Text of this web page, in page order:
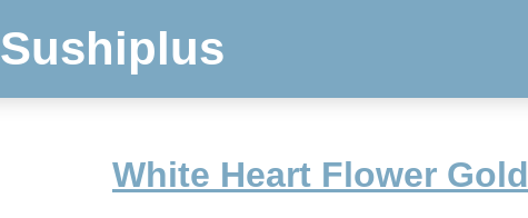
Sushiplus
White Heart Flower Gold